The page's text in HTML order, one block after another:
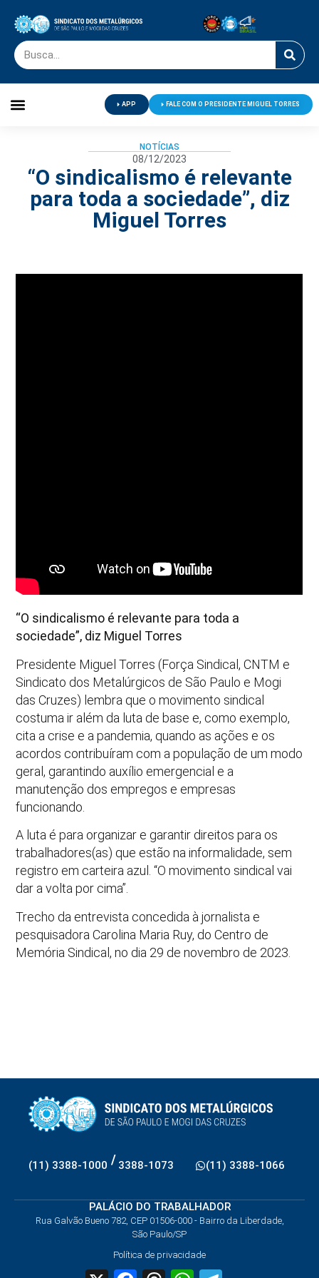
APP FALE COM O PRESIDENTE MIGUEL TORRES
NOTÍCIAS
08/12/2023
“O sindicalismo é relevante
para toda a sociedade”, diz
Miguel Torres
“O sindicalismo é relevante para toda a
sociedade”, diz Miguel Torres
Presidente Miguel Torres (Força Sindical, CNTM e
Sindicato dos Metalúrgicos de São Paulo e Mogi
das Cruzes) lembra que o movimento sindical
costuma ir além da luta de base e, como exemplo,
cita a crise e a pandemia, quando as ações e os
acordos contribuíram com a população de um modo
geral, garantindo auxílio emergencial e a
manutenção dos empregos e empresas
funcionando.
A luta é para organizar e garantir direitos para os
trabalhadores(as) que estão na informalidade, sem
registro em carteira azul. “O movimento sindical vai
dar a volta por cima”.
Trecho da entrevista concedida à jornalista e
pesquisadora Carolina Maria Ruy, do Centro de
Memória Sindical, no dia 29 de novembro de 2023.
(11) 3388-1000 / 3388-1073 (11) 3388-1066
PALÁCIO DO TRABALHADOR
Rua Galvão Bueno 782, CEP 01506-000 - Bairro da Liberdade,
São Paulo/SP
Política de privacidade
X FacebookThreadsWhatsApp